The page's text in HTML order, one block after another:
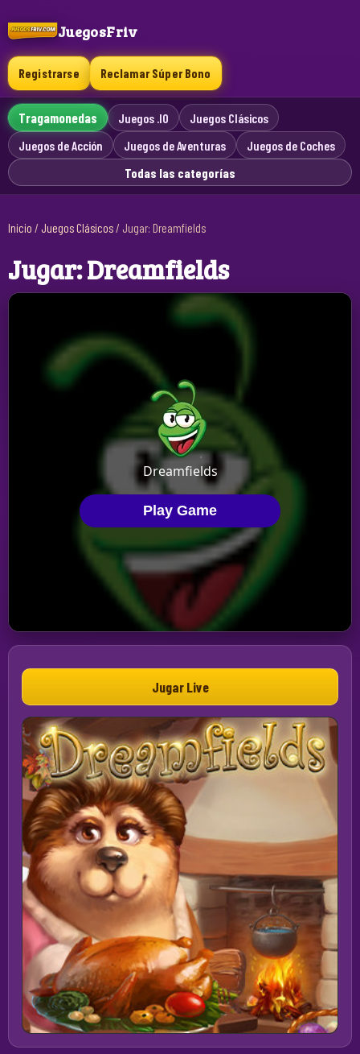
JuegosFriv
Registrarse Reclamar Súper Bono
Tragamonedas Juegos .IO
Juegos Clásicos
Juegos de Acción
Juegos de Aventuras
Juegos de Coches
Todas las categorías
Inicio / Juegos Clásicos/ Jugar: Dreamfields
Jugar: Dreamfields
Jugar Live